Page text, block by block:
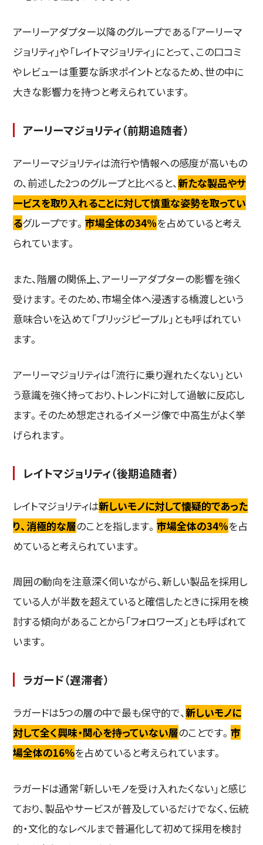
アーリーアダプター以降のグループである「アーリーマ
ジョリティ」や「レイトマジョリティ」にとって、この口コミ
やレビューは重要な訴求ポイントとなるため、世の中に
大きな影響力を持つと考えられています。
アーリーマジョリティ（前期追随者）
アーリーマジョリティは流行や情報への感度が高いもの
の、前述した2つのグループと比べると、新たな製品やサ
ービスを取り入れることに対して慎重な姿勢を取ってい
るグループです。市場全体の34%を占めていると考え
られています。
また、階層の関係上、アーリーアダプターの影響を強く
受けます。そのため、市場全体へ浸透する橋渡しという
意味合いを込めて「ブリッジピープル」とも呼ばれてい
ます。
アーリーマジョリティは「流行に乗り遅れたくない」とい
う意識を強く持っており、トレンドに対して過敏に反応し
ます。そのため想定されるイメージ像で中高生がよく挙
げられます。
レイトマジョリティ（後期追随者）
レイトマジョリティは新しいモノに対して懐疑的であった
り、消極的な層のことを指します。市場全体の34%を占
めていると考えられています。
周囲の動向を注意深く伺いながら、新しい製品を採用し
ている人が半数を超えていると確信したときに採用を検
討する傾向があることから「フォロワーズ」とも呼ばれて
います。
ラガード（遅滞者）
ラガードは5つの層の中で最も保守的で、新しいモノに
対して全く興味・関心を持っていない層のことです。市
場全体の16％を占めていると考えられています。
ラガードは通常「新しいモノを受け入れたくない」と感じ
ており、製品やサービスが普及しているだけでなく、伝統
的・文化的なレベルまで普遍化して初めて採用を検討